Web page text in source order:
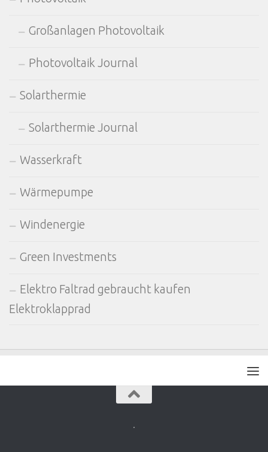
Großanlagen Photovoltaik
Photovoltaik Journal
Solarthermie
Solarthermie Journal
Wasserkraft
Wärmepumpe
Windenergie
Green Investments
Elektro Faltrad gebraucht kaufen
Elektroklapprad
.